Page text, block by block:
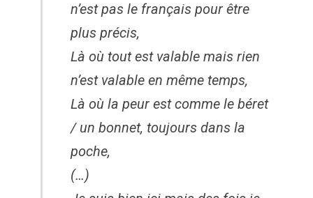
n’est pas le français pour être
plus précis,
Là où tout est valable mais rien
n’est valable en même temps,
Là où la peur est comme le béret
/ un bonnet, toujours dans la
poche,
(…)